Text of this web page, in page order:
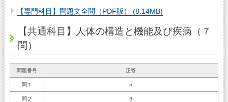
【専門科目】問題文全問（PDF版） (8.14MB)
【共通科目】人体の構造と機能及び疾病（７
問）
問題番号 正答
問１ ５
問２ ３